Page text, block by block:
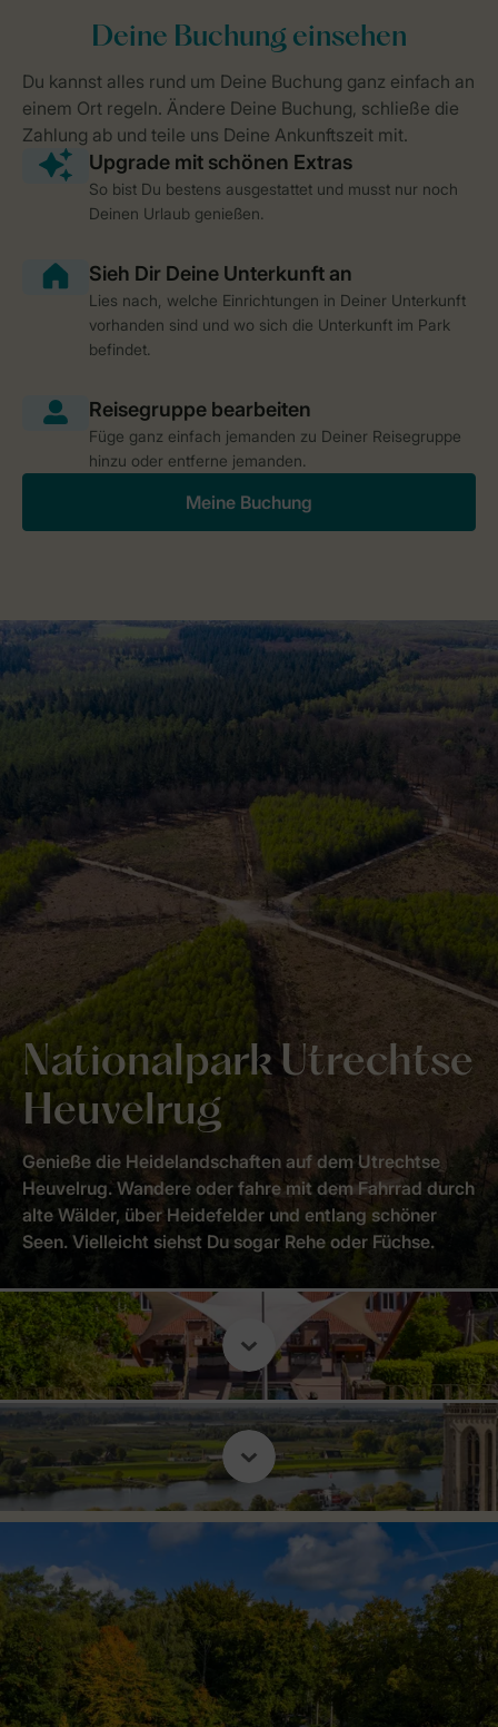
So bist Du bestens ausgestattet und musst nur noch
Deinen Urlaub genießen.
Lies nach, welche Einrichtungen in Deiner Unterkunft
vorhanden sind und wo sich die Unterkunft im Park
befindet.
Füge ganz einfach jemanden zu Deiner Reisegruppe
hinzu oder entferne jemanden.
Meine Buchung
Nationalpark Utrechtse
Heuvelrug
Genieße die Heidelandschaften auf dem Utrechtse
Heuvelrug. Wandere oder fahre mit dem Fahrrad durch
alte Wälder, über Heidefelder und entlang schöner
Seen. Vielleicht siehst Du sogar Rehe oder Füchse.